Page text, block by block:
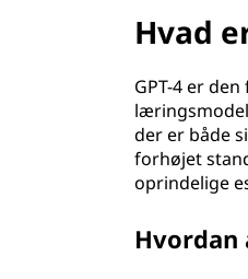
Hvad
GPT-4 er
der er både
forhøjet
oprindelige
Hvordan